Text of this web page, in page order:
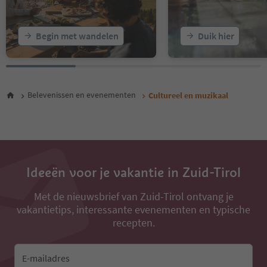
22
23
24
25
26
Begin met wandelen Duik hier
Belevenissen en evenementen Cultureel en muzikaal
Ideeën voor je vakantie in Zuid-Tirol
Met de nieuwsbrief van Zuid-Tirol ontvang je
vakantietips, interessante evenementen en typische
recepten.
E-mailadres